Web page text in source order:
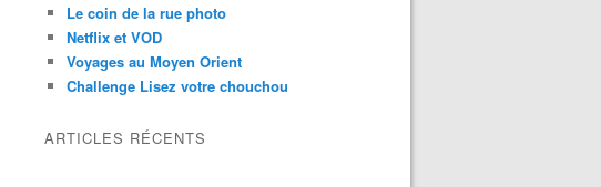
Le coin de la rue photo
Netflix et VOD
Voyages au Moyen Orient
Challenge Lisez votre chouchou
ARTICLES RÉCENTS